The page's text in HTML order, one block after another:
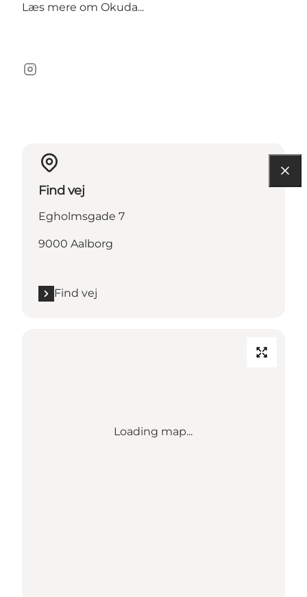
Læs mere om Okuda...
Instagram
Find vej
Egholmsgade 7
9000 Aalborg
Find vej
Loading map...